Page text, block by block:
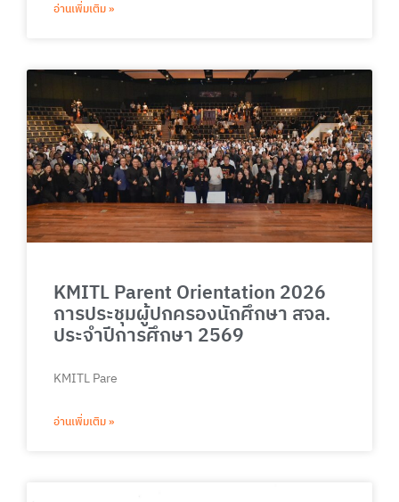
อ่านเพิ่มเติม »
KMITL Parent Orientation 2026
การประชุมผู้ปกครองนักศึกษา สจล.
ประจำปีการศึกษา 2569
KMITL Pare
อ่านเพิ่มเติม »